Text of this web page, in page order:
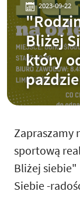
2023-09-22
Bliżej
który
Zapraszamy
sportową
Bliżej
Siebie -